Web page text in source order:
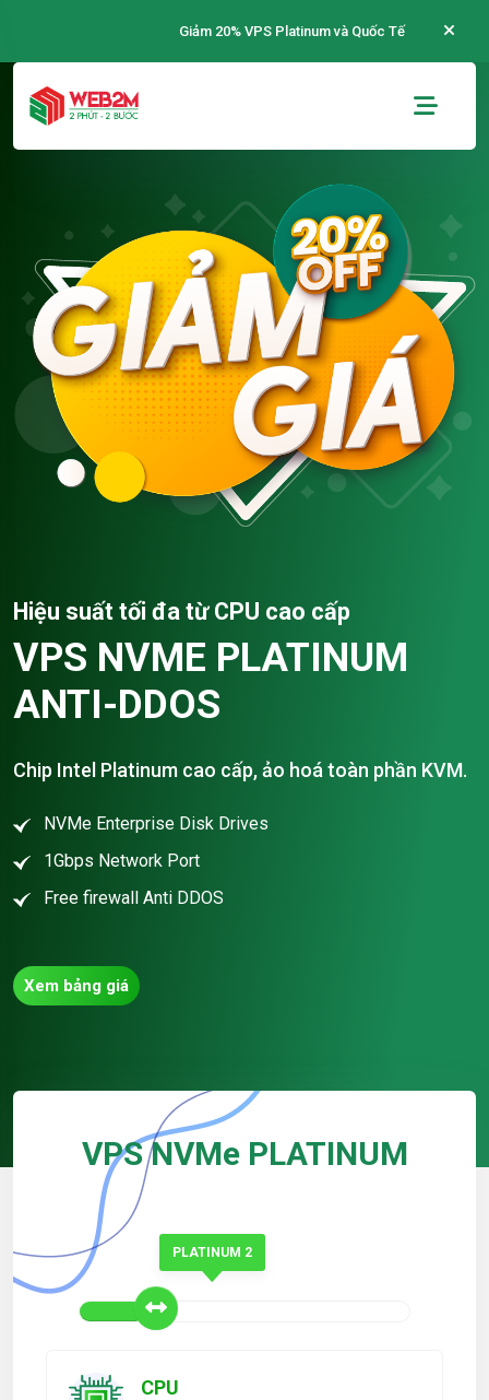
Giảm 20% VPS Platinum và Quốc Tế
Hiệu suất tối đa từ CPU cao cấp
VPS NVME PLATINUM
ANTI-DDOS
Chip Intel Platinum cao cấp, ảo hoá toàn phần KVM.
NVMe Enterprise Disk Drives
1Gbps Network Port
Free firewall Anti DDOS
Xem bảng giá
VPS NVMe PLATINUM
PLATINUM 2
CPU